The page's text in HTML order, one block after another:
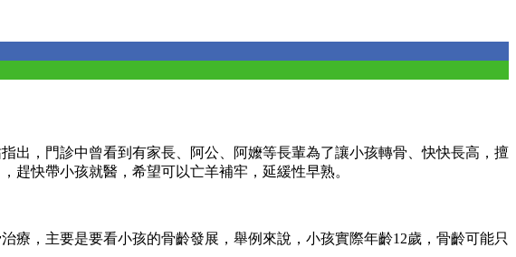
出，門診中曾看到有家長、阿公、阿嬤等長輩為了讓小孩轉骨、快快長高，擅
趕快帶小孩就醫，希望可以亡羊補牢，延緩性早熟。
，主要是要看小孩的骨齡發展，舉例來說，小孩實際年齡12歲，骨齡可能只